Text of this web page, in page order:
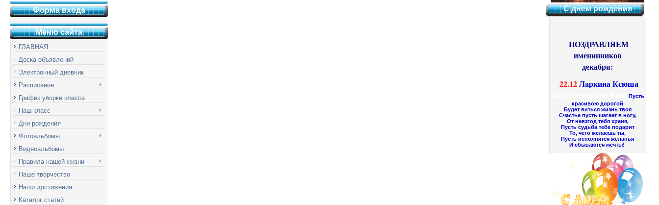
Форма входа
Меню сайта
ГЛАВНАЯ
Доска объявлений
Электронный дневник
Расписание
График уборки класса
Наш класс
Дни рождения
Фотоальбомы
Видеоальбомы
Правила нашей жизни
Наше творчество
Наши достижения
Каталог статей
С днем рождения
ПОЗДРАВЛЯЕМ
именинников
декабря:
22.12Ларкина Ксюша
Пусть
красивою дорогой
Будет виться жизнь твоя
Счастье пусть шагает в ногу,
От невзгод тебя храня,
Пусть судьба тебе подарит
То, чего желаешь ты,
Пусть исполнятся желанья
И сбываются мечты!